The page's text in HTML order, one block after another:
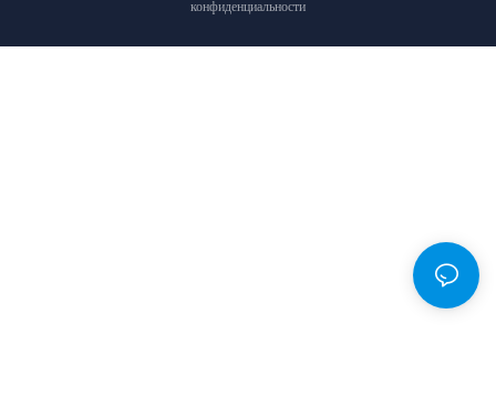
конфиденциальности